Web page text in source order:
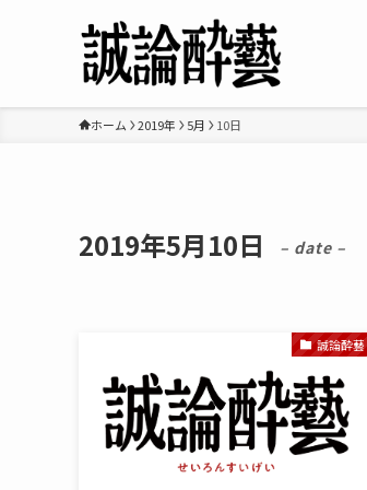
ホーム 2019年 5月 10日
2019年5月10日 – date –
誠論酔藝